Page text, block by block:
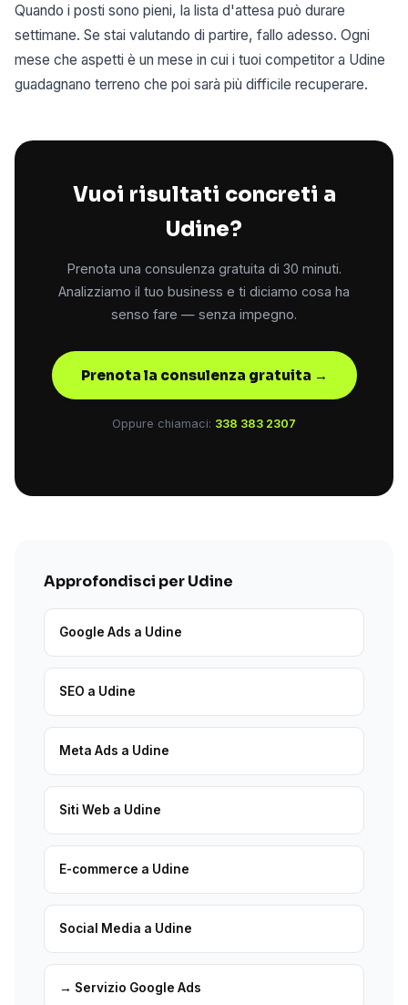
Quando i posti sono pieni, la lista d'attesa può durare
settimane. Se stai valutando di partire, fallo adesso. Ogni
mese che aspetti è un mese in cui i tuoi competitor a Udine
guadagnano terreno che poi sarà più difficile recuperare.
Vuoi risultati concreti a
Udine?
Prenota una consulenza gratuita di 30 minuti.
Analizziamo il tuo business e ti diciamo cosa ha
senso fare — senza impegno.
Prenota la consulenza gratuita →
Oppure chiamaci: 338 383 2307
Approfondisci per Udine
Google Ads a Udine
SEO a Udine
Meta Ads a Udine
Siti Web a Udine
E-commerce a Udine
Social Media a Udine
→ Servizio Google Ads